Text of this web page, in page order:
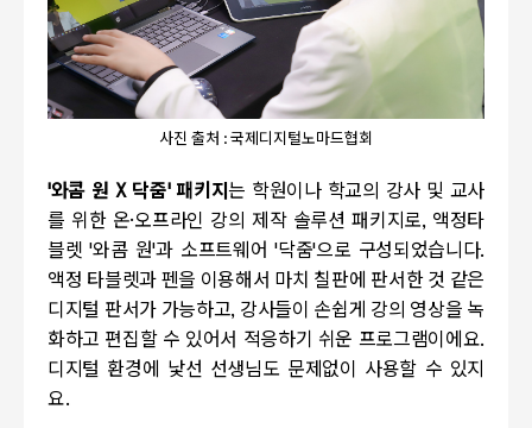
사진 출처 : 국제디지털노마드협회
'와콤 원 X 닥줌' 패키지는 학원이나 학교의 강사 및 교사
를 위한 온·오프라인 강의 제작 솔루션 패키지로, 액정타
블렛 '와콤 원'과 소프트웨어 '닥줌'으로 구성되었습니다.
액정 타블렛과 펜을 이용해서 마치 칠판에 판서한 것 같은
디지털 판서가 가능하고, 강사들이 손쉽게 강의 영상을 녹
화하고 편집할 수 있어서 적응하기 쉬운 프로그램이에요.
디지털 환경에 낯선 선생님도 문제없이 사용할 수 있지
요.